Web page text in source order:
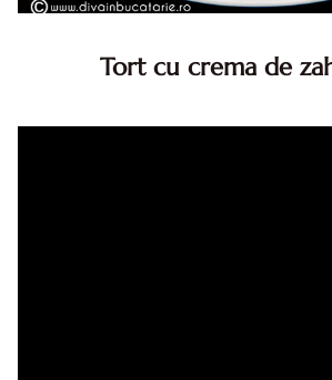
Tort cu crema de